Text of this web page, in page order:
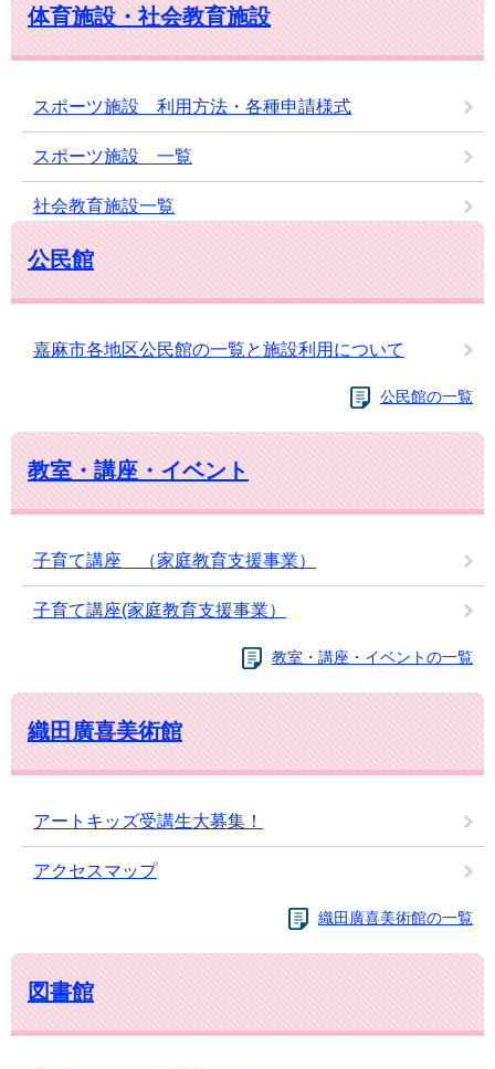
体育施設・社会教育施設
スポーツ施設 利用方法・各種申請様式
スポーツ施設 一覧
社会教育施設一覧
公民館
嘉麻市各地区公民館の一覧と施設利用について
公民館の一覧
教室・講座・イベント
子育て講座 （家庭教育支援事業）
子育て講座(家庭教育支援事業）
教室・講座・イベントの一覧
織田廣喜美術館
アートキッズ受講生大募集！
アクセスマップ
織田廣喜美術館の一覧
図書館